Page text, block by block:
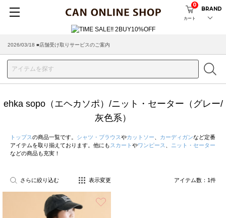
カート
0
BRAND
2026/03/18 ■店舗受け取りサービスのご案内
ehka sopo（エヘカソポ）/ニット・セーター（グレー/
灰色系）
トップスの商品一覧です。 シャツ・ブラウスやカットソー カーディガンなど定番
アイテムを取り揃えております。他にも スカート やワンピース
ニット・セーター
などの商品も充実！
さらに絞り込む 表示変更 アイテム数： 1件